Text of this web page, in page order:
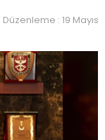
Düzenleme : 19 Mayıs